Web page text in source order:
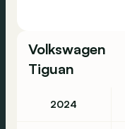
Volkswagen
Tiguan
2024